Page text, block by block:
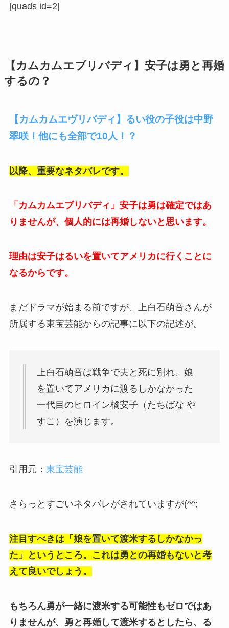
[quads id=2]
【カムカムエブリバディ】安子は勇と再婚
するの？
【カムカムエヴリバディ】るい役の子役は中野
翠咲！他にも全部で10人！？
以降、重要なネタバレです。
「カムカムエブリバディ」安子は勇は確定ではあ
りませんが、個人的には再婚しないと思います。
理由は安子はるいを置いてアメリカに行くことに
なるからです。
まだドラマが始まる前ですが、上白石萌音さんが
所属する東宝芸能からの記事に以下の記述が。
上白石萌音は戦争で夫と死に別れ、娘
を置いてアメリカに渡るしかなかった
一代目のヒロイン橘安子（たちばな や
すこ）を演じます。
引用元： 東宝芸能
さらっとすごいネタバレがされていますが(^^;
注目すべきは「娘を置いて渡米するしかなかっ
た」というところ。これは勇との再婚もないと考
えて良いでしょう。
もちろん勇が一緒に渡米する可能性もゼロではあ
りませんが、勇と再婚して渡米するとしたら、る